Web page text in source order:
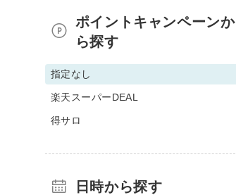
ポイントキャンペーンか
ら探す
指定なし
楽天スーパーDEAL
得サロ
日時から探す